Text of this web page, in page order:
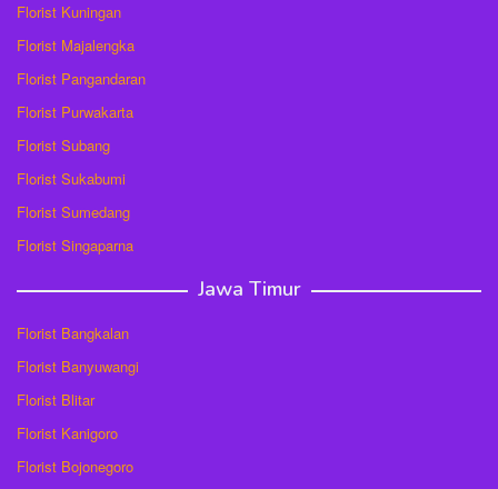
Florist Kuningan
Florist Majalengka
Florist Pangandaran
Florist Purwakarta
Florist Subang
Florist Sukabumi
Florist Sumedang
Florist Singaparna
Jawa Timur
Florist Bangkalan
Florist Banyuwangi
Florist Blitar
Florist Kanigoro
Florist Bojonegoro